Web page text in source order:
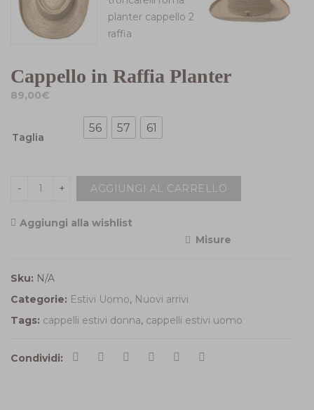
Cappello in Raffia Planter
89,00€
Taglia
56 57 61
AGGIUNGI AL CARRELLO
Aggiungi alla wishlist
Misure
Sku: N/A
Categorie: Estivi Uomo, Nuovi arrivi
Tags: cappelli estivi donna, cappelli estivi uomo
Condividi: